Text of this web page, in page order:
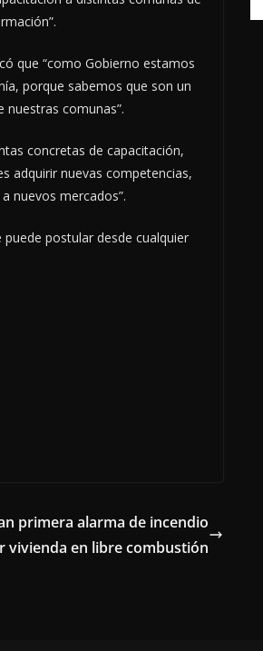
que “como Gobierno estamos
porque sabemos que son un
comunas”.
concretas de capacitación,
adquirir nuevas competencias,
nuevos mercados”.
postular desde cualquier
primera alarma de incendio
vivienda en libre combustión